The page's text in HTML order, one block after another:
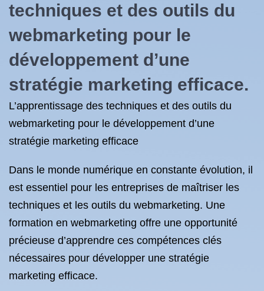
techniques et des outils du
webmarketing pour le
développement d’une
stratégie marketing efficace.
L’apprentissage des techniques et des outils du
webmarketing pour le développement d’une
stratégie marketing efficace
Dans le monde numérique en constante évolution, il
est essentiel pour les entreprises de maîtriser les
techniques et les outils du webmarketing. Une
formation en webmarketing offre une opportunité
précieuse d’apprendre ces compétences clés
nécessaires pour développer une stratégie
marketing efficace.